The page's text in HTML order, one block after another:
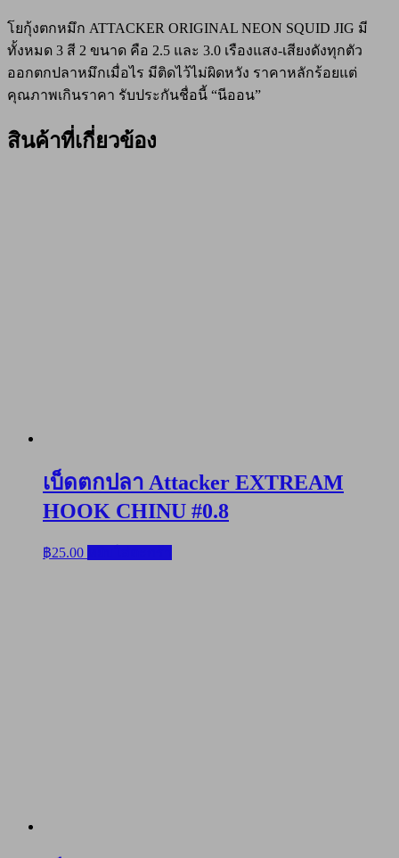
โยกุ้งตกหมึก ATTACKER ORIGINAL NEON SQUID JIG มี
ทั้งหมด 3 สี 2 ขนาด คือ 2.5 และ 3.0 เรืองแสง-เสียงดังทุกตัว
ออกตกปลาหมึกเมื่อไร มีติดไว้ไม่ผิดหวัง ราคาหลักร้อยแต่
คุณภาพเกินราคา รับประกันชื่อนี้ “นีออน”
สินค้าที่เกี่ยวข้อง
เบ็ดตกปลา Attacker EXTREAM
HOOK CHINU #0.8
฿25.00